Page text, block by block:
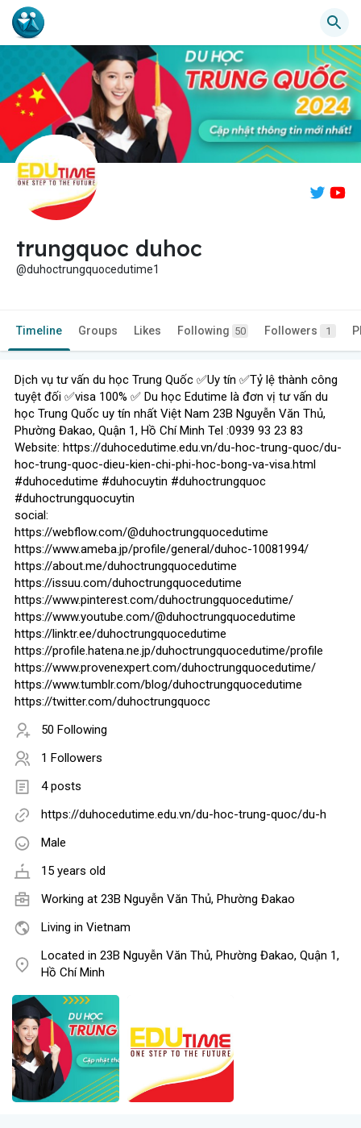
trungquoc duhoc
@duhoctrungquocedutime1
Timeline Groups Likes Following 50 Followers 1
Dịch vụ tư vấn du học Trung Quốc ✅Uy tín ✅Tỷ lệ thành công
tuyệt đối ✅visa 100% ✅ Du học Edutime là đơn vị tư vấn du
học Trung Quốc uy tín nhất Việt Nam 23B Nguyễn Văn Thủ,
Phường Đakao, Quận 1, Hồ Chí Minh Tel :0939 93 23 83
Website: https://duhocedutime.edu.vn/du-hoc-trung-quoc/du-
hoc-trung-quoc-dieu-kien-chi-phi-hoc-bong-va-visa.html
#duhocedutime #duhocuytin #duhoctrungquoc
#duhoctrungquocuytin
social:
https://webflow.com/@duhoctrungquocedutime
https://www.ameba.jp/profile/general/duhoc-10081994/
https://about.me/duhoctrungquocedutime
https://issuu.com/duhoctrungquocedutime
https://www.pinterest.com/duhoctrungquocedutime/
https://www.youtube.com/@duhoctrungquocedutime
https://linktr.ee/duhoctrungquocedutime
https://profile.hatena.ne.jp/duhoctrungquocedutime/profile
https://www.provenexpert.com/duhoctrungquocedutime/
https://www.tumblr.com/blog/duhoctrungquocedutime
https://twitter.com/duhoctrungquocc
50 Following
1 Followers
4 posts
https://duhocedutime.edu.vn/du-hoc-trung-quoc/du-h
Male
15 years old
Working at 23B Nguyễn Văn Thủ, Phường Đakao
Living in Vietnam
Located in 23B Nguyễn Văn Thủ, Phường Đakao, Quận 1,
Hồ Chí Minh